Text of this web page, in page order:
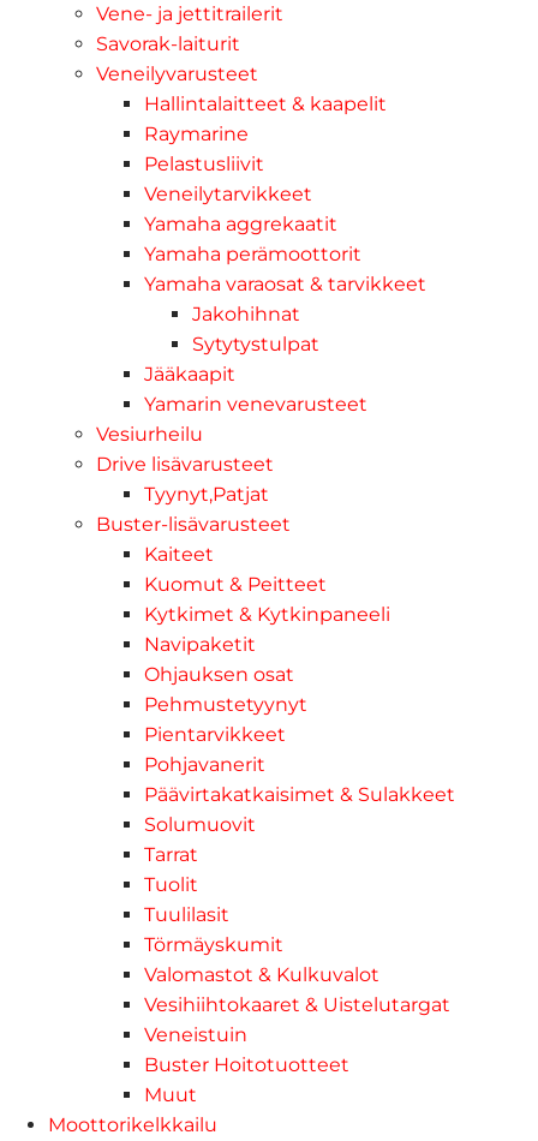
Vene- ja jettitrailerit
Savorak-laiturit
Veneilyvarusteet
Hallintalaitteet & kaapelit
Raymarine
Pelastusliivit
Veneilytarvikkeet
Yamaha aggrekaatit
Yamaha perämoottorit
Yamaha varaosat & tarvikkeet
Jakohihnat
Sytytystulpat
Jääkaapit
Yamarin venevarusteet
Vesiurheilu
Drive lisävarusteet
Tyynyt,Patjat
Buster-lisävarusteet
Kaiteet
Kuomut & Peitteet
Kytkimet & Kytkinpaneeli
Navipaketit
Ohjauksen osat
Pehmustetyynyt
Pientarvikkeet
Pohjavanerit
Päävirtakatkaisimet & Sulakkeet
Solumuovit
Tarrat
Tuolit
Tuulilasit
Törmäyskumit
Valomastot & Kulkuvalot
Vesihiihtokaaret & Uistelutargat
Veneistuin
Buster Hoitotuotteet
Muut
Moottorikelkkailu